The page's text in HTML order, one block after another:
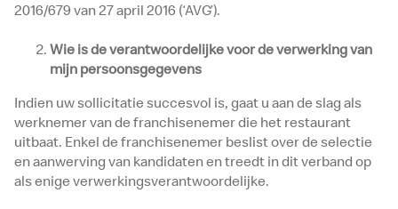
2016/679 van 27 april 2016 (‘AVG’).
Wie is de verantwoordelijke voor de verwerking van
mijn persoonsgegevens
Indien uw sollicitatie succesvol is, gaat u aan de slag als
werknemer van de franchisenemer die het restaurant
uitbaat. Enkel de franchisenemer beslist over de selectie
en aanwerving van kandidaten en treedt in dit verband op
als enige verwerkingsverantwoordelijke.